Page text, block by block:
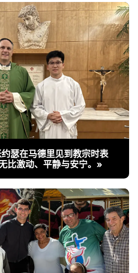
瑟在马德里见到教宗时表
比激动、平静与安宁。»